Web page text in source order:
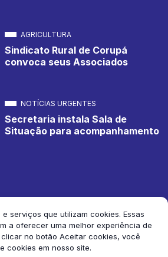
serviços que utilizam cookies. Essas
a oferecer uma melhor experiência de
no botão Aceitar cookies, você
cookies em nosso site.
AGRICULTURA
Sindicato Rural de Corupá
convoca seus Associados
NOTÍCIAS URGENTES
Secretaria instala Sala de
Situação para acompanhamento
Todos os direitos reservados.